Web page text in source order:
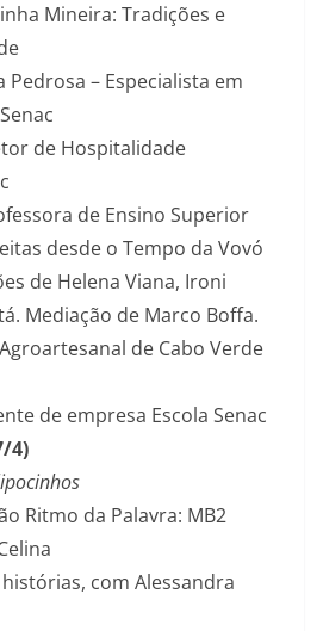
Mineira: Tradições e
Pedrosa – Especialista em
de Hospitalidade
de Ensino Superior
desde o Tempo da Vovó
de Helena Viana, Ironi
Mediação de Marco Boffa.
de Cabo Verde
de empresa Escola Senac
4)
Ritmo da Palavra: MB2
com Alessandra